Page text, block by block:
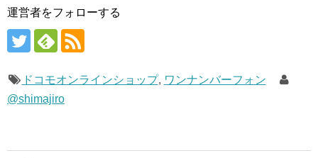
運営者をフォローする
ドコモオンラインショップ, ワンナンバーフォン
@shimajiro